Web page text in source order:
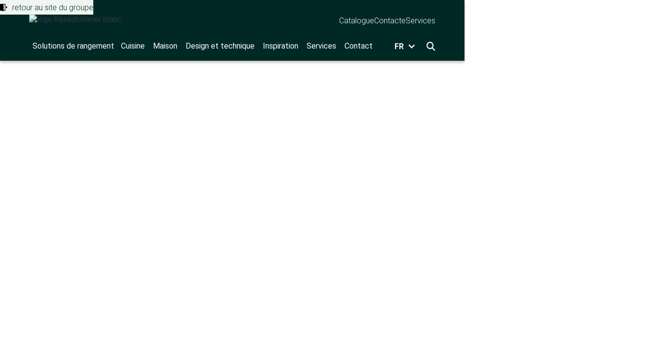
retour au site du groupe
CatalogueContacteServices
FR
Solutions de rangement Cuisine Maison Design et technique Inspiration Services Contact 